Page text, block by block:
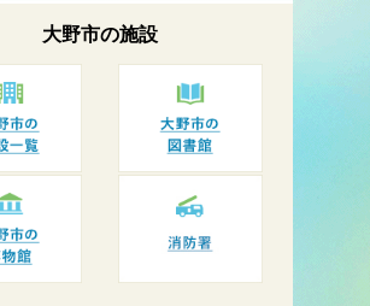
大野市の施設